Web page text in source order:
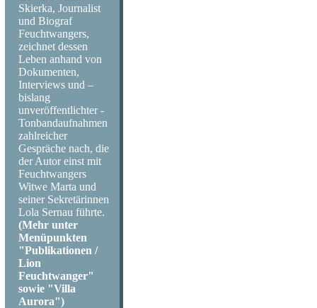
Skierka, Journalist
und Biograf
Feuchtwangers,
zeichnet dessen
Leben anhand von
Dokumenten,
Interviews und –
bislang
unveröffentlichter -
Tonbandaufnahmen
zahlreicher
Gespräche nach, die
der Autor einst mit
Feuchtwangers
Witwe Marta und
seiner Sekretärinnen
Lola Sernau führte.
(Mehr unter
Menüpunkten
"Publikationen /
Lion
Feuchtwanger"
sowie "Villa
Aurora")